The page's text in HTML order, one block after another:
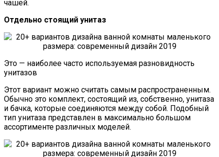
чашей.
Отдельно стоящий унитаз
Это — наиболее часто используемая разновидность
унитазов
Этот вариант можно считать самым распространенным.
Обычно это комплект, состоящий из, собственно, унитаза
и бачка, которые соединяются между собой. Подобный
тип унитаза представлен в максимально большом
ассортименте различных моделей.